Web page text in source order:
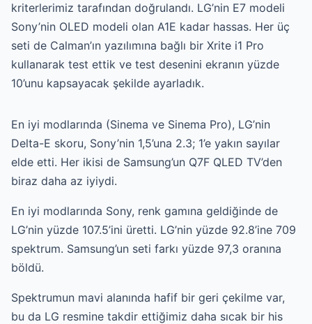
kriterlerimiz tarafından doğrulandı. LG’nin E7 modeli
Sony’nin OLED modeli olan A1E kadar hassas. Her üç
seti de Calman’ın yazılımına bağlı bir Xrite i1 Pro
kullanarak test ettik ve test desenini ekranın yüzde
10’unu kapsayacak şekilde ayarladık.
En iyi modlarında (Sinema ve Sinema Pro), LG’nin
Delta-E skoru, Sony’nin 1,5’una 2.3; 1’e yakın sayılar
elde etti. Her ikisi de Samsung’un Q7F QLED TV’den
biraz daha az iyiydi.
En iyi modlarında Sony, renk gamına geldiğinde de
LG’nin yüzde 107.5’ini üretti. LG’nin yüzde 92.8’ine 709
spektrum. Samsung’un seti farkı yüzde 97,3 oranına
böldü.
Spektrumun mavi alanında hafif bir geri çekilme var,
bu da LG resmine takdir ettiğimiz daha sıcak bir his